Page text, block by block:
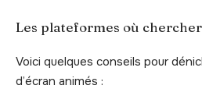
Les plateformes où chercher
Voici quelques conseils pour
d’écran animés :